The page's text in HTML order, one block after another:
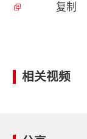
复制
相关视频